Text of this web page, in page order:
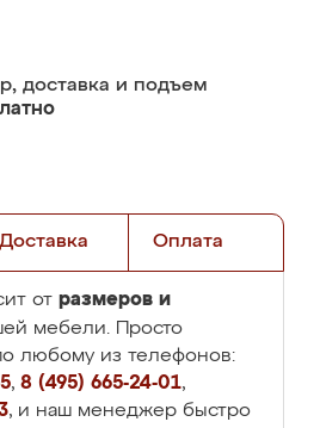
доставка и подъем
Доставка Оплата
от размеров и
мебели. Просто
любому из телефонов:
, 8 (495) 665-24-01,
, и наш менеджер быстро